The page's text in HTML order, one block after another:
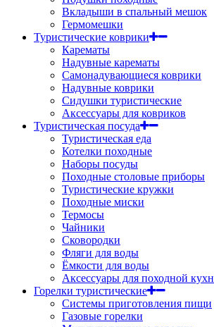
Вкладыши в спальный мешок
Гермомешки
Туристические коврики
Карематы
Надувные карематы
Самонадувающиеся коврики
Надувные коврики
Сидушки туристические
Аксессуары для ковриков
Туристическая посуда
Туристическая еда
Котелки походные
Наборы посуды
Походные столовые приборы
Туристические кружки
Походные миски
Термосы
Чайники
Сковородки
Фляги для воды
Ёмкости для воды
Аксессуары для походной
Горелки туристические
Системы приготовления пищи
Газовые горелки